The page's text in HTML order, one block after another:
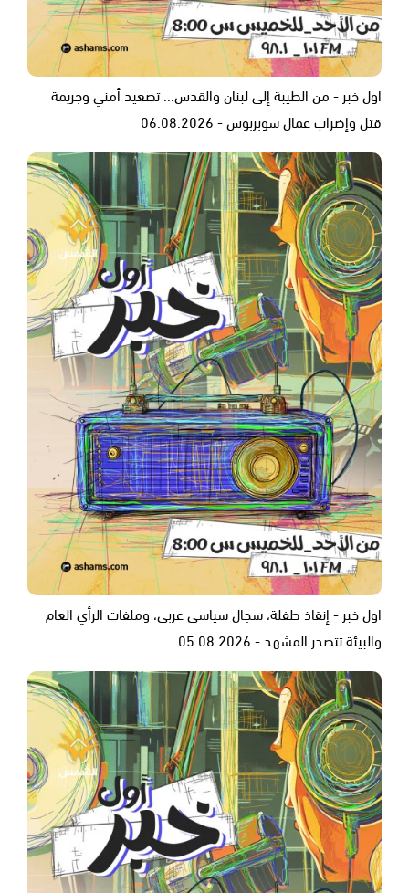
اول خبر - من الطيبة إلى لبنان والقدس... تصعيد أمني وجريمة
قتل وإضراب عمال سوبربوس - 06.08.2026
اول خبر - إنقاذ طفلة، سجال سياسي عربي، وملفات الرأي العام
والبيئة تتصدر المشهد - 05.08.2026